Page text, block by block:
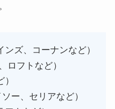
ズ、コーナンなど）
ロフトなど）
ー、セリアなど）